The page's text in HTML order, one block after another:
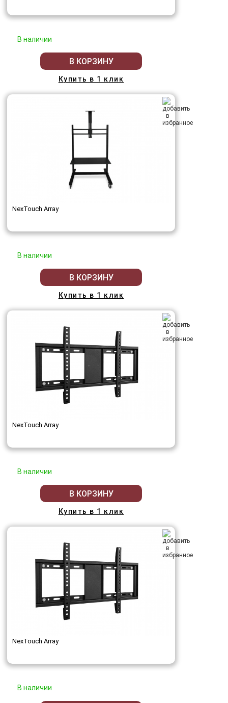
В наличии
В КОРЗИНУ
Купить в 1 клик
NexTouch Array
В наличии
В КОРЗИНУ
Купить в 1 клик
NexTouch Array
В наличии
В КОРЗИНУ
Купить в 1 клик
NexTouch Array
В наличии